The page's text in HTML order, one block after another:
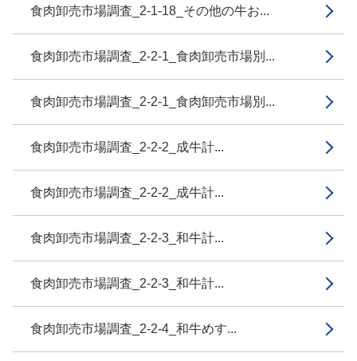
食肉卸売市場調査_2-1-18_その他の牛お...
食肉卸売市場調査_2-2-1_食肉卸売市場別...
食肉卸売市場調査_2-2-1_食肉卸売市場別...
食肉卸売市場調査_2-2-2_成牛計...
食肉卸売市場調査_2-2-2_成牛計...
食肉卸売市場調査_2-2-3_和牛計...
食肉卸売市場調査_2-2-3_和牛計...
食肉卸売市場調査_2-2-4_和牛めす...